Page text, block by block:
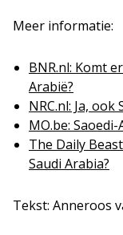
Meer informatie:
BNR.nl: Komt
Arabië?
NRC.nl: Ja,
MO.be:
The Daily
Saudi Arabia?
Tekst: Anneroos